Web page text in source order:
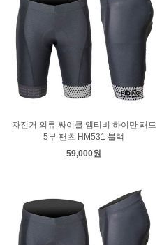
자전거 의류 싸이클 엠티비 하이만 패드
5부 팬츠 HM531 블랙
59,000원